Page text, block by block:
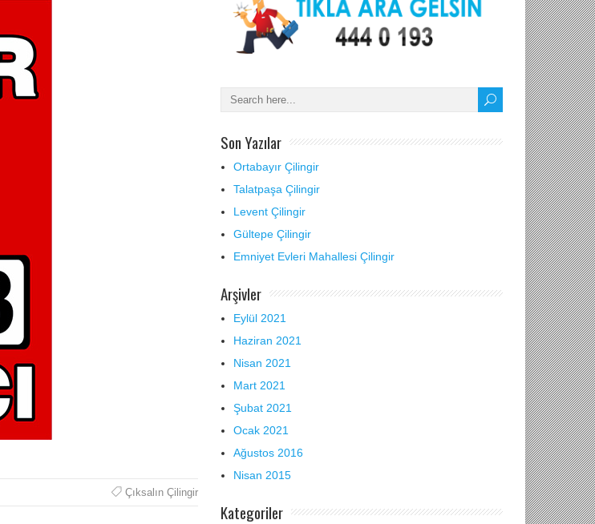
Çıksalın Çilingir
Son Yazılar
Ortabayır Çilingir
Talatpaşa Çilingir
Levent Çilingir
Gültepe Çilingir
Emniyet Evleri Mahallesi Çilingir
Arşivler
Eylül 2021
Haziran 2021
Nisan 2021
Mart 2021
Şubat 2021
Ocak 2021
Ağustos 2016
Nisan 2015
Kategoriler